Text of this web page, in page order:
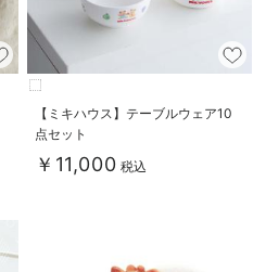
【ミキハウス】テーブルウェア10
点セット
￥11,000 税込